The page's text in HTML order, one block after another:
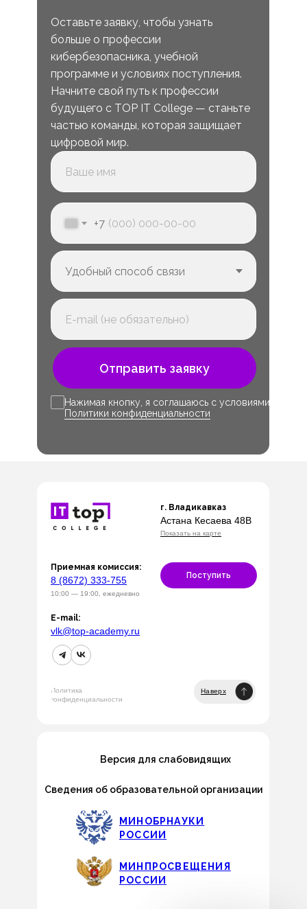
Оставьте заявку, чтобы узнать
больше о профессии
кибербезопасника, учебной
программе и условиях поступления.
Начните свой путь к профессии
будущего с TOP IT College — станьте
частью команды, которая защищает
цифровой мир.
+7
Отправить заявку
Нажимая кнопку, я соглашаюсь с условиями
Политики конфиденциальности
Наверх
Политика
конфиденциальности
10:00 — 19:00, ежедневно
г. Владикавказ
vlk@top-academy.ru
E-mail:
Приемная комиссия:
Астана Кесаева 48В
Показать на карте
Поступить
8 (8672) 333-755
Версия для слабовидящих
Сведения об образовательной организации
МИНПРОСВЕЩЕНИЯ
РОССИИ
МИНОБРНАУКИ
РОССИИ